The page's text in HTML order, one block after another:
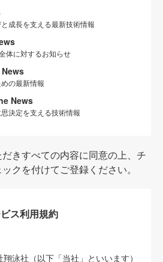
成長を支える最新技術情報
体に対するお知らせ
の最新情報
News
決定を支える技術情報
きすべての内容に同意の上、チ
クを付けてご登録ください。
ス利用規約
泳社（以下「当社」といいます）